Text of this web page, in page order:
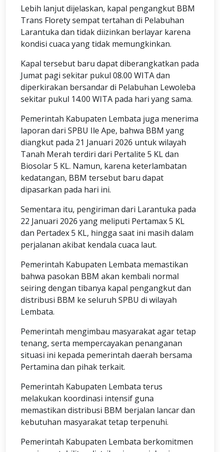
Lebih lanjut dijelaskan, kapal pengangkut BBM
Trans Florety sempat tertahan di Pelabuhan
Larantuka dan tidak diizinkan berlayar karena
kondisi cuaca yang tidak memungkinkan.
Kapal tersebut baru dapat diberangkatkan pada
Jumat pagi sekitar pukul 08.00 WITA dan
diperkirakan bersandar di Pelabuhan Lewoleba
sekitar pukul 14.00 WITA pada hari yang sama.
Pemerintah Kabupaten Lembata juga menerima
laporan dari SPBU Ile Ape, bahwa BBM yang
diangkut pada 21 Januari 2026 untuk wilayah
Tanah Merah terdiri dari Pertalite 5 KL dan
Biosolar 5 KL. Namun, karena keterlambatan
kedatangan, BBM tersebut baru dapat
dipasarkan pada hari ini.
Sementara itu, pengiriman dari Larantuka pada
22 Januari 2026 yang meliputi Pertamax 5 KL
dan Pertadex 5 KL, hingga saat ini masih dalam
perjalanan akibat kendala cuaca laut.
Pemerintah Kabupaten Lembata memastikan
bahwa pasokan BBM akan kembali normal
seiring dengan tibanya kapal pengangkut dan
distribusi BBM ke seluruh SPBU di wilayah
Lembata.
Pemerintah mengimbau masyarakat agar tetap
tenang, serta mempercayakan penanganan
situasi ini kepada pemerintah daerah bersama
Pertamina dan pihak terkait.
Pemerintah Kabupaten Lembata terus
melakukan koordinasi intensif guna
memastikan distribusi BBM berjalan lancar dan
kebutuhan masyarakat tetap terpenuhi.
Pemerintah Kabupaten Lembata berkomitmen